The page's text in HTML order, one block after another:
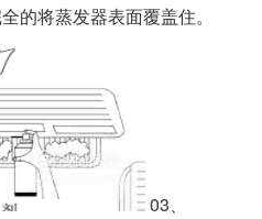
的将蒸发器表面覆盖住。
03、